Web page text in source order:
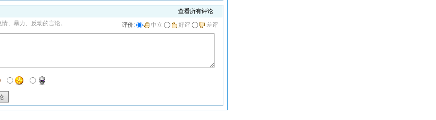
查看所有评论
、暴力、反动的言论。
评价: 中立 好评 差评